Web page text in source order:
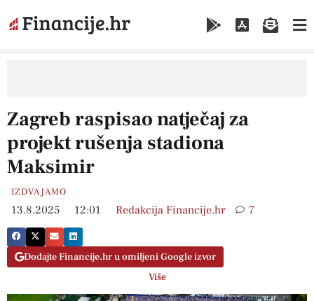
Zagreb raspisao natječaj za
projekt rušenja stadiona
Maksimir
IZDVAJAMO
13.8.2025 12:01 Redakcija Financije.hr 7
Dodajte Financije.hr u omiljeni Google izvor
Više